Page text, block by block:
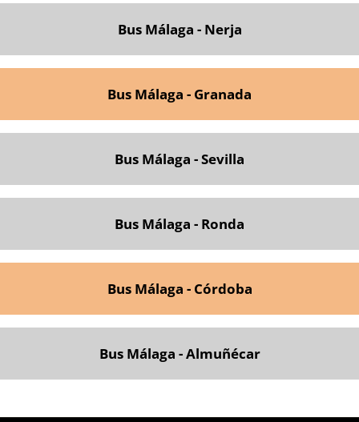
Bus Málaga - Nerja
Bus Málaga - Granada
Bus Málaga - Sevilla
Bus Málaga - Ronda
Bus Málaga - Córdoba
Bus Málaga - Almuñécar